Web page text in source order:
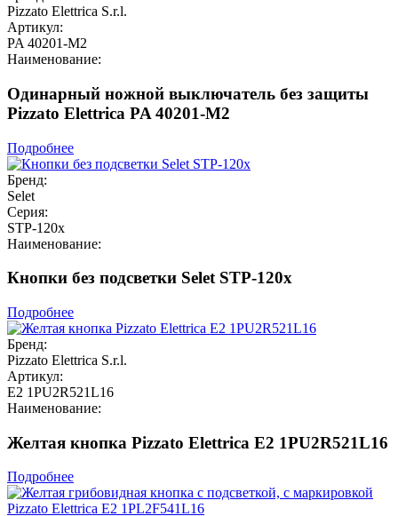
Pizzato Elettrica S.r.l.
Артикул:
PA 40201-M2
Наименование:
Одинарный ножной выключатель без защиты
Pizzato Elettrica PA 40201-M2
Подробнее
Бренд:
Selet
Серия:
STP-120x
Наименование:
Кнопки без подсветки Selet STP-120x
Подробнее
Бренд:
Pizzato Elettrica S.r.l.
Артикул:
E2 1PU2R521L16
Наименование:
Желтая кнопка Pizzato Elettrica E2 1PU2R521L16
Подробнее